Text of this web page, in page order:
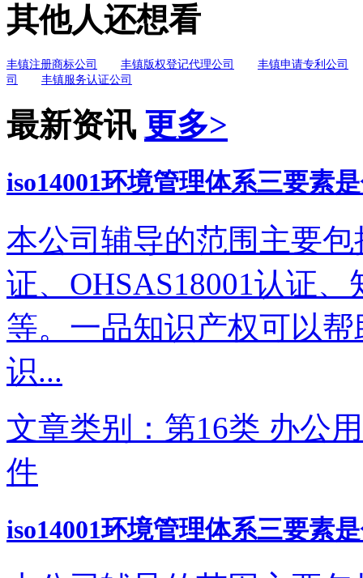
其他人还想看
丰镇注册商标公司 丰镇版权登记代理公司
丰镇申请专利公司
司
丰镇服务认证公司
最新资讯 更多>
iso14001环境管理体系三要素
本公司辅导的范围主要包
证、OHSAS18001认证
等。一品知识产权可以
识...
文章类别：第16类 办公
件
iso14001环境管理体系三要素